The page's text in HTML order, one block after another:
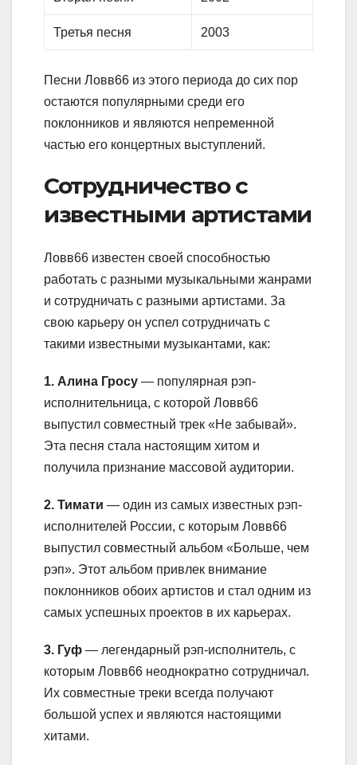
Третья песня 2003
Песни Ловв66 из этого периода до сих пор
остаются популярными среди его
поклонников и являются непременной
частью его концертных выступлений.
Сотрудничество с
известными артистами
Ловв66 известен своей способностью
работать с разными музыкальными жанрами
и сотрудничать с разными артистами. За
свою карьеру он успел сотрудничать с
такими известными музыкантами, как:
1. Алина Гросу — популярная рэп-
исполнительница, с которой Ловв66
выпустил совместный трек «Не забывай».
Эта песня стала настоящим хитом и
получила признание массовой аудитории.
2. Тимати — один из самых известных рэп-
исполнителей России, с которым Ловв66
выпустил совместный альбом «Больше, чем
рэп». Этот альбом привлек внимание
поклонников обоих артистов и стал одним из
самых успешных проектов в их карьерах.
3. Гуф — легендарный рэп-исполнитель, с
которым Ловв66 неоднократно сотрудничал.
Их совместные треки всегда получают
большой успех и являются настоящими
хитами.